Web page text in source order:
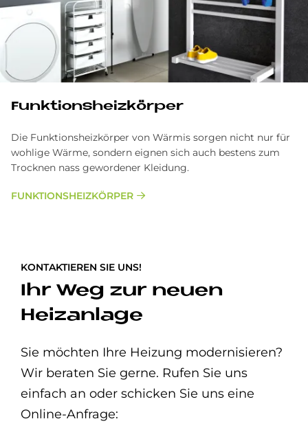
Funk­ti­ons­heiz­kör­per
Die Funktionsheizkörper von Wärmis sorgen nicht nur für
wohlige Wärme, sondern eignen sich auch bestens zum
Trocknen nass gewordener Kleidung.
FUNKTIONSHEIZKÖRPER
KONTAKTIEREN SIE UNS!
Ihr Weg zur neuen
Heizanlage
Sie möchten Ihre Heizung modernisieren?
Wir beraten Sie gerne. Rufen Sie uns
einfach an oder schicken Sie uns eine
Online-Anfrage: